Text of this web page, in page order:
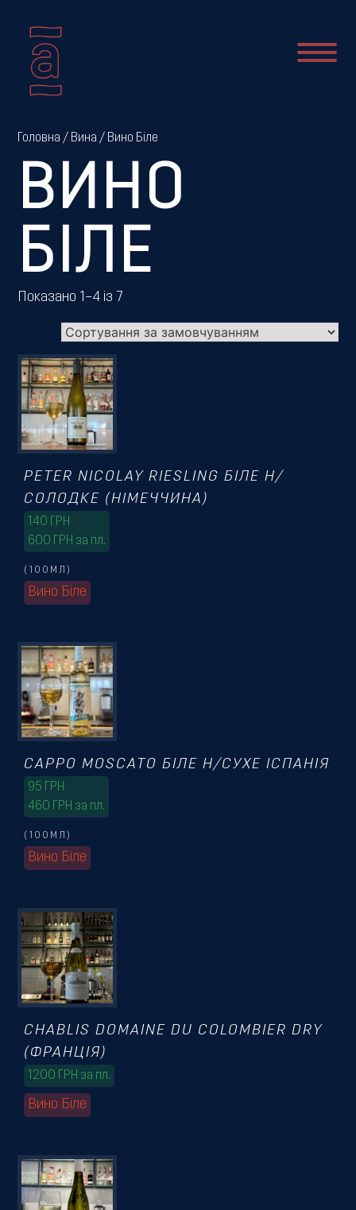
Про
нас
Новини
Меню
Галерея
Резервація
Головна / Вина / Вино Біле
ВИНО
БІЛЕ
Показано 1–4 із 7
Вино Біле
(100МЛ)
PETER NICOLAY RIESLING БІЛЕ Н/
СОЛОДКЕ (НІМЕЧЧИНА)
140
ГРН
600 ГРН за пл.
Вино Біле
(100МЛ)
CAPPO MOSCATO БІЛЕ Н/СУХЕ ІСПАНІЯ
95 ГРН
460 ГРН за пл.
Вино Біле
CHABLIS DOMAINE DU COLOMBIER DRY
(ФРАНЦІЯ)
1200 ГРН за пл.